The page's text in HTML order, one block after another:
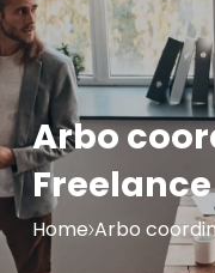
Arbo
Freelance
Home Arbo